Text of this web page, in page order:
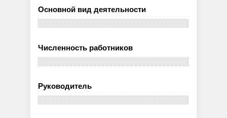
Основной вид деятельности
Численность работников
Руководитель